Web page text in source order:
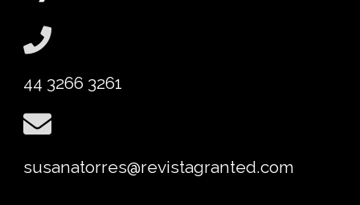
44 3266 3261
susanatorres@revistagranted.com